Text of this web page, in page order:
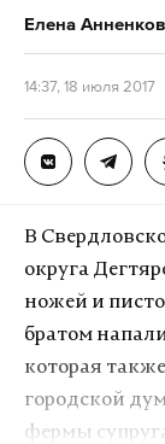
Движение
транспорта.
автобусе,
случае по
Елена
14:37, 18 июля 2017
В
округа
ножей и
братом
которая
городской
фермы